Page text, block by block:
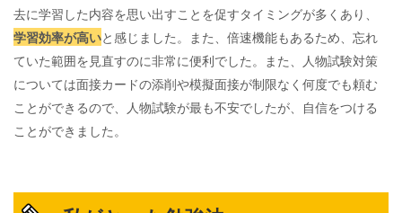
去に学習した内容を思い出すことを促すタイミングが多くあり、
学習効率が高いと感じました。また、倍速機能もあるため、忘れ
ていた範囲を見直すのに非常に便利でした。また、人物試験対策
については面接カードの添削や模擬面接が制限なく何度でも頼む
ことができるので、人物試験が最も不安でしたが、自信をつける
ことができました。